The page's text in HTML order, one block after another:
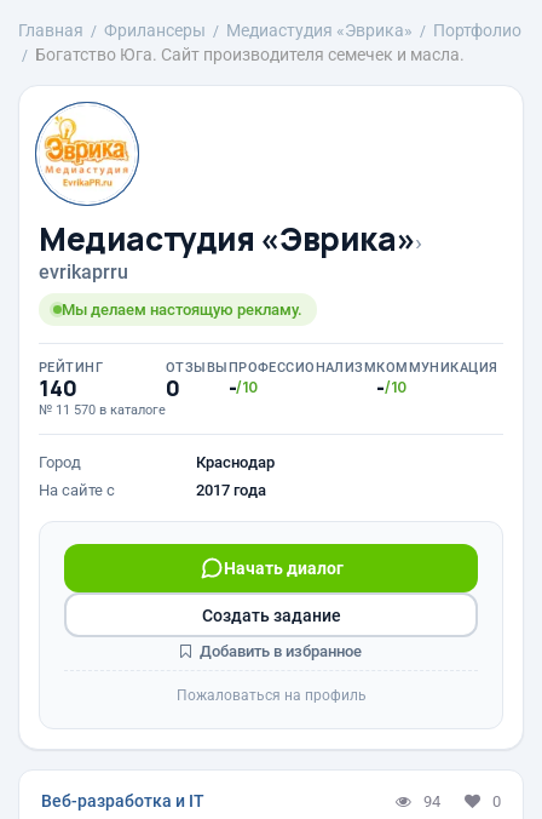
Главная Фрилансеры Медиастудия «Эврика»
Портфолио
Богатство Юга. Сайт производителя семечек и масла.
Медиастудия «Эврика»›
evrikaprru
Мы делаем настоящую рекламу.
РЕЙТИНГ
140
№ 11 570 в каталоге
ОТЗЫВЫ
0
ПРОФЕССИОНАЛИЗМ
-/10
КОММУНИКАЦИЯ
-/10
Город
Краснодар
На сайте с
2017 года
Начать диалог
Создать задание
Добавить в избранное
Пожаловаться на профиль
Веб-разработка и IT 94 0